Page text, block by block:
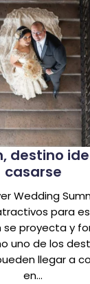
destino
casarse
Wedding
para
proyecta y
uno de los
llegar a
en…